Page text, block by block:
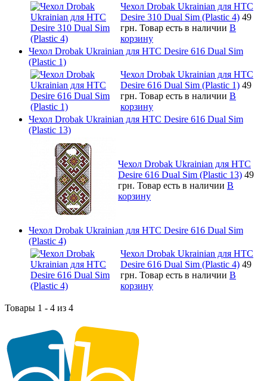
Чехол Drobak Ukrainian для HTC
Desire 310 Dual Sim (Plastic 4) 49
грн. Товар есть в наличии В
корзину
Чехол Drobak Ukrainian для HTC Desire 616 Dual Sim
(Plastic 1)
Чехол Drobak Ukrainian для HTC
Desire 616 Dual Sim (Plastic 1) 49
грн. Товар есть в наличии В
корзину
Чехол Drobak Ukrainian для HTC Desire 616 Dual Sim
(Plastic 13)
Чехол Drobak Ukrainian для HTC
Desire 616 Dual Sim (Plastic 13) 49
грн. Товар есть в наличии В
корзину
Чехол Drobak Ukrainian для HTC Desire 616 Dual Sim
(Plastic 4)
Чехол Drobak Ukrainian для HTC
Desire 616 Dual Sim (Plastic 4) 49
грн. Товар есть в наличии В
корзину
Товары 1 - 4 из 4